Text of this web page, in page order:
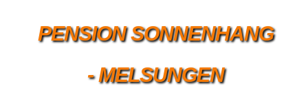
PENSION SONNENHANG
- MELSUNGEN